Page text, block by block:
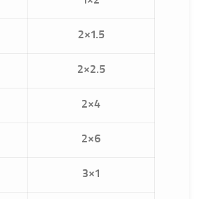
2×1.5
2×2.5
2×4
2×6
3×1